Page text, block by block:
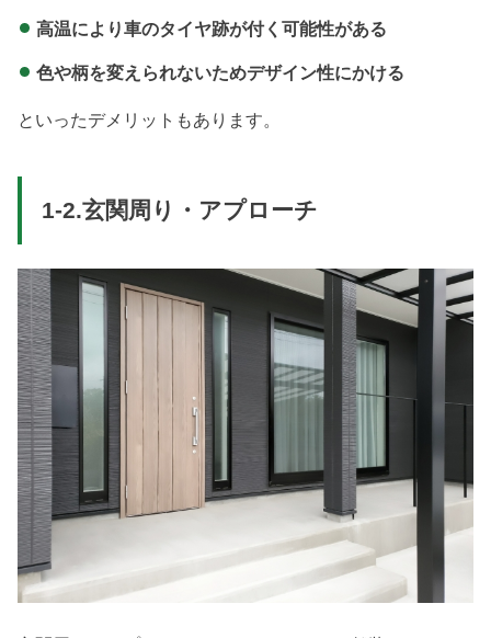
高温により車のタイヤ跡が付く可能性がある
色や柄を変えられないためデザイン性にかける
といったデメリットもあります。
1-2.玄関周り・アプローチ